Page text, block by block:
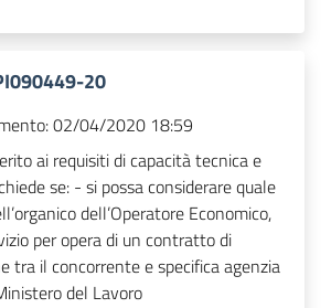
20
02/04/2020 18:59
ai requisiti di capacità tecnica e
se: - si possa considerare quale
dell’Operatore Economico,
per opera di un contratto di
tra il concorrente e specifica agenzia
del Lavoro